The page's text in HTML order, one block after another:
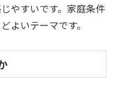
やすいです。家庭条件
よいテーマです。